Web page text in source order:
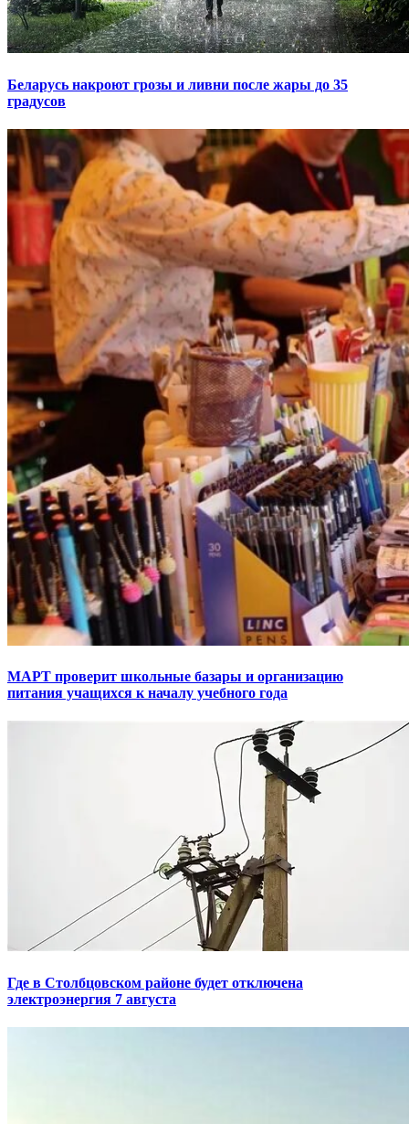
Беларусь накроют грозы и ливни после жары до 35
градусов
МАРТ проверит школьные базары и организацию
питания учащихся к началу учебного года
Где в Столбцовском районе будет отключена
электроэнергия 7 августа